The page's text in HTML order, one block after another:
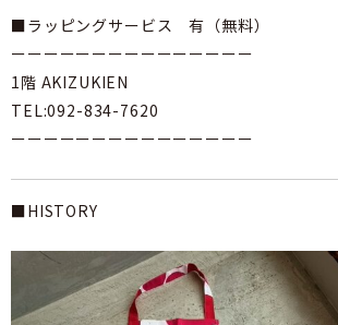
■ラッピングサービス 有（無料）
ーーーーーーーーーーーーーーー
1階 AKIZUKIEN
TEL:092-834-7620
ーーーーーーーーーーーーーーー
■HISTORY